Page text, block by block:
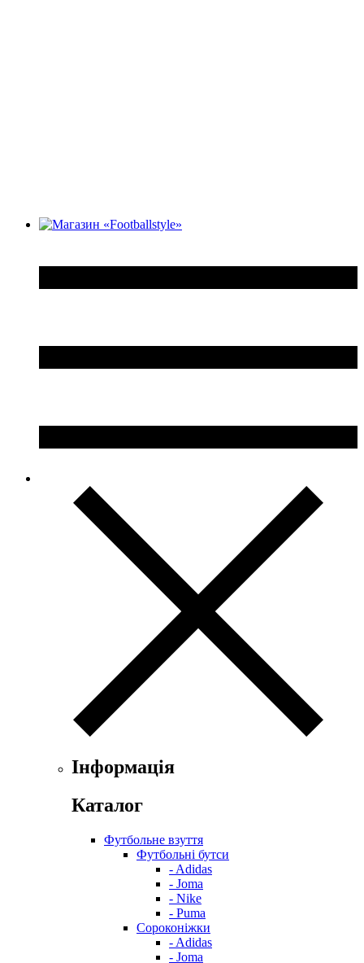
Інформація
Каталог
Футбольне взуття
Футбольні бутси
- Adidas
- Joma
- Nike
- Puma
Сороконіжки
- Adidas
- Joma